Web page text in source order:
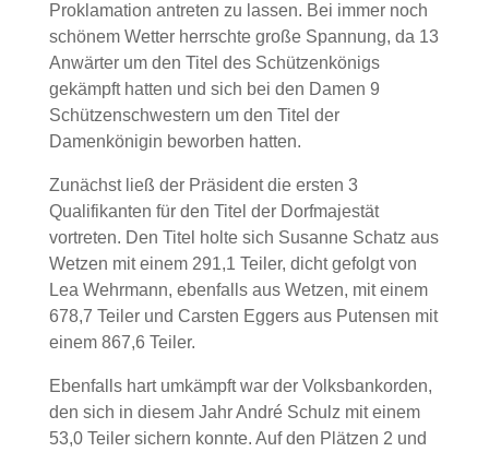
Proklamation antreten zu lassen. Bei immer noch
schönem Wetter herrschte große Spannung, da 13
Anwärter um den Titel des Schützenkönigs
gekämpft hatten und sich bei den Damen 9
Schützenschwestern um den Titel der
Damenkönigin beworben hatten.
Zunächst ließ der Präsident die ersten 3
Qualifikanten für den Titel der Dorfmajestät
vortreten. Den Titel holte sich Susanne Schatz aus
Wetzen mit einem 291,1 Teiler, dicht gefolgt von
Lea Wehrmann, ebenfalls aus Wetzen, mit einem
678,7 Teiler und Carsten Eggers aus Putensen mit
einem 867,6 Teiler.
Ebenfalls hart umkämpft war der Volksbankorden,
den sich in diesem Jahr André Schulz mit einem
53,0 Teiler sichern konnte. Auf den Plätzen 2 und